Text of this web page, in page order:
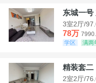
东城一号
3室2厅/
78万
学区
满两
精装套二
2室2厅/